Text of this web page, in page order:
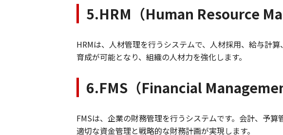
5.HRM（Human Resource
HRMは、人材管理を行うシステムで、人材採用、給与計
育成が可能となり、組織の人材力を強化します。
6.FMS（Financial
FMSは、企業の財務管理を行うシステムです。会計、予
適切な資金管理と戦略的な財務計画が実現します。